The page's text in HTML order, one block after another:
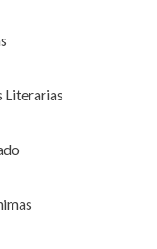
Literarias